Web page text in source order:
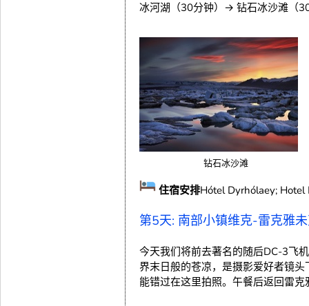
冰河湖（30分钟）→ 钻石冰沙滩（
钻石冰沙滩
住宿安排Hótel Dyrhólaey; Hotel
第5天: 南部小镇维克-雷克雅
今天我们将前去著名的随后DC-3飞
界末日般的苍凉，是摄影爱好者镜
能错过在这里拍照。午餐后返回雷克